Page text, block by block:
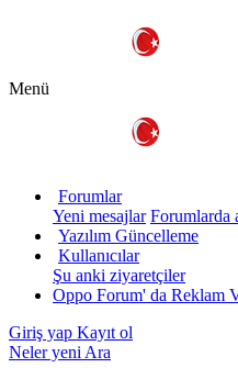
Menü
Forumlar
Yeni mesajlar Forumlarda
Yazılım Güncelleme
Kullanıcılar
Şu anki ziyaretçiler
Oppo Forum' da Reklam
Giriş yap Kayıt ol
Neler yeni Ara